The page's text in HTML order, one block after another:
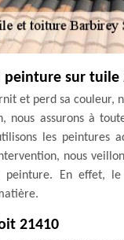
peinture sur tuile
et perd sa couleur,
nous assurons à
les peintures
nous
peinture. En effet,
21410